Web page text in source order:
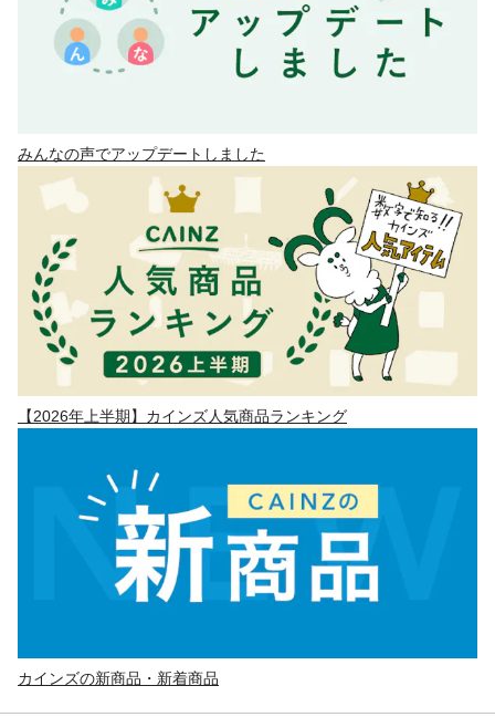
みんなの声でアップデートしました
【2026年上半期】カインズ人気商品ランキング
カインズの新商品・新着商品